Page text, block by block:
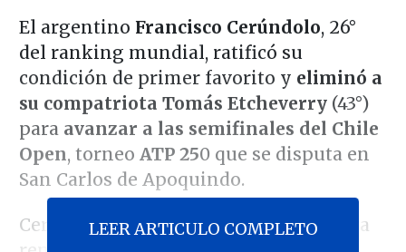
El argentino Francisco Cerúndolo, 26°
del ranking mundial, ratificó su
condición de primer favorito y eliminó a
su compatriota Tomás Etcheverry(43°)
para avanzar a las semifinales del Chile
Open, torneo ATP 250 que se disputa en
San Carlos de Apoquindo.
Cerúndolo necesitó casi tres horas para
LEER ARTICULO COMPLETO